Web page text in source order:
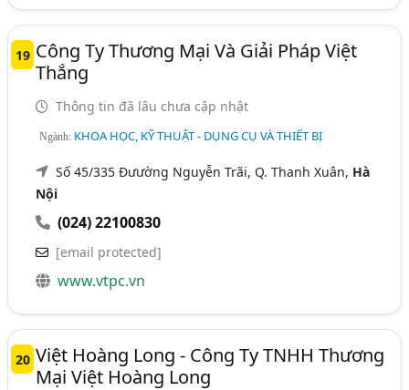
19 Công Ty Thương Mại Và Giải Pháp Việt
Thắng
Thông tin đã lâu chưa cập nhật
Ngành: KHOA HỌC, KỸ THUẬT - DỤNG CỤ VÀ THIẾT BỊ
Số 45/335 Đưường Nguyễn Trãi, Q. Thanh Xuân, Hà
Nội
(024) 22100830
[email protected]
www.vtpc.vn
20 Việt Hoàng Long - Công Ty TNHH Thương
Mại Việt Hoàng Long